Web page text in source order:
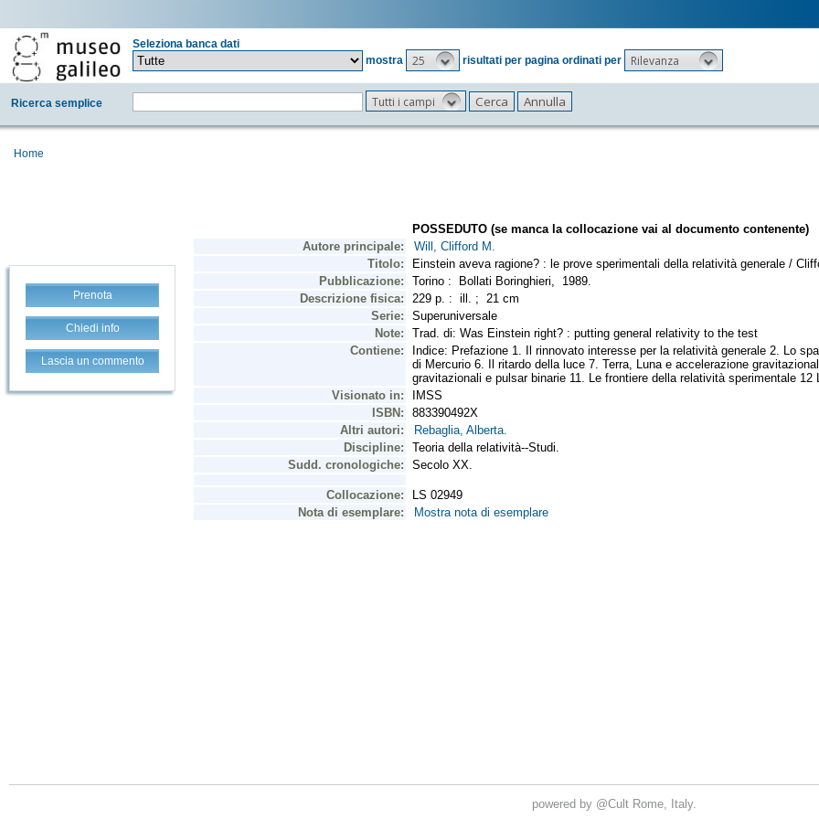
Seleziona banca dati
mostra
25 risultati per pagina ordinati per Rilevanza
Ricerca semplice Tutti i campi
Home
Prenota
Chiedi info
Lascia un commento
powered by @Cult Rome, Italy.